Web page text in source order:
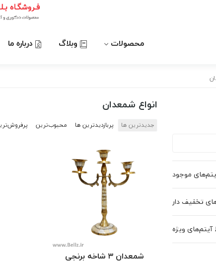
محصولات وبلاگ درباره ما
موجود
تخفیف دار
ویژه
انواع شمعدان
جدیدترین ها پربازدیدترین ها محبوب‌‌ترین
شمعدان ۳ شاخه برنجی